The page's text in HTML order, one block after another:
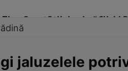
SportStil de viațăClick!
jaluzelele